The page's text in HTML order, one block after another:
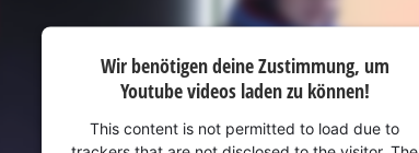
Wir benötigen deine Zustimmung, um
Youtube videos laden zu können!
This content is not permitted to load due to